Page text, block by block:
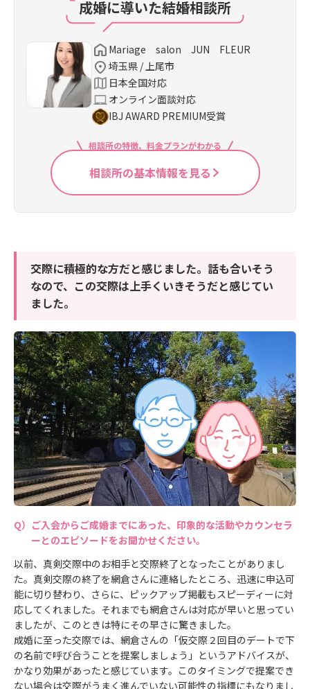
成婚に導いた結婚相談所
Mariage salon JUN FLEUR
埼玉県 / 上尾市
日本全国対応
オンライン面談対応
IBJ AWARD PREMIUM受賞
相談所の特徴、料金プランがわかる
相談所の基本情報を見る
交際に積極的な方だと感じました。話も合いそう
なので、この交際は上手くいきそうだと感じてい
ました。
ご入会からご成婚までにあった、印象的な活動やカウンセラ
ーとのエピソードをお聞かせください。
以前、真剣交際中のお相手と交際終了となったことがありまし
た。真剣交際の終了を網倉さんに連絡したところ、迅速に申込可
能に切り替わり、さらに、ピックアップ掲載もスピーディーに対
応してくれました。それまでも網倉さんは対応が早いと思ってい
ましたが、このときは特にその早さに驚きました。
成婚に至った交際では、網倉さんの「仮交際２回目のデートで下
の名前で呼び合うことを提案しましょう」というアドバイスが、
かなり効果があったと感じています。このタイミングで提案でき
ない場合は交際がうまく進んでいない可能性の指標にもなりまし